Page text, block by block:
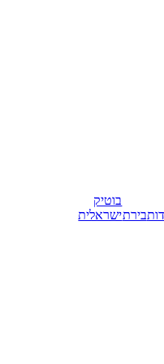
בירת
בוטיק
ישראלית